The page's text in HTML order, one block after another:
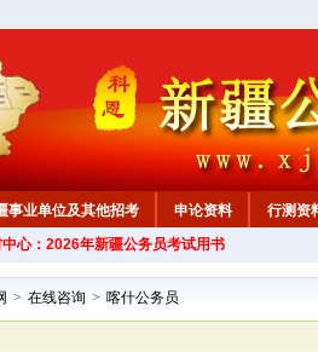
事业单位及其他招考 申论资料 行测资
教材中心
心：2026年新疆公务员考试用书
> 在线咨询 > 喀什公务员